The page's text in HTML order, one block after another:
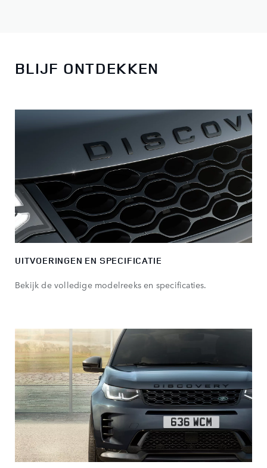
BLIJF ONTDEKKEN
UITVOERINGEN EN SPECIFICATIE
Bekijk de volledige modelreeks en specificaties.